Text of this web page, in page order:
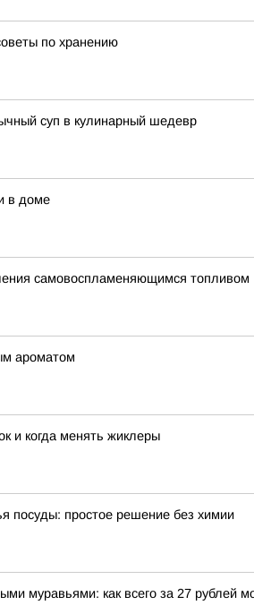
по хранению
суп в кулинарный шедевр
в доме
самовоспламеняющимся топливом
ароматом
и когда менять жиклеры
посуды: простое решение без химии
муравьями: как всего за 27 рублей